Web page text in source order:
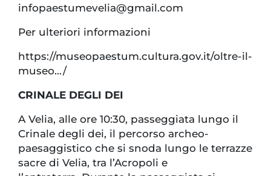
infopaestumevelia@gmail.com
Per ulteriori informazioni
https://museopaestum.cultura.gov.it/oltre-il-
museo.../
CRINALE DEGLI DEI
A Velia, alle ore 10:30, passeggiata lungo il
Crinale degli dei, il percorso archeo-
paesaggistico che si snoda lungo le terrazze
sacre di Velia, tra l’Acropoli e